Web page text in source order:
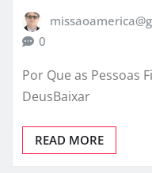
0
Por Que as Pessoas
DeusBaixar
READ MORE